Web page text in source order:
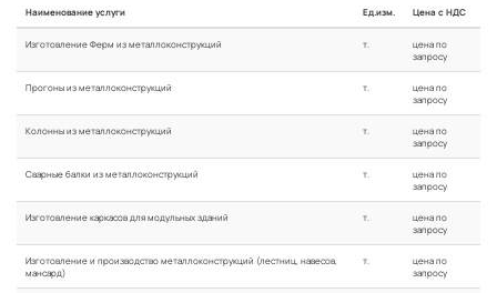
Наименование услуги Ед.изм. Цена с НДС
Изготовление Ферм из металлоконструкций т.
цена по
запросу
Прогоны из металлоконструкций т.
цена по
запросу
Колонны из металлоконструкций т.
цена по
запросу
Сварные балки из металлоконструкций т.
цена по
запросу
Изготовление каркасов для модульных зданий т.
цена по
запросу
Изготовление и производство металлоконструкций (лестниц, навесов,
мансард)
т.
цена по
запросу